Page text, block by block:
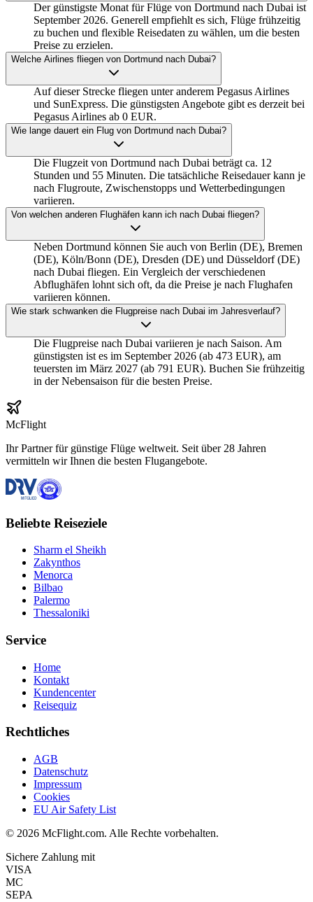
Der günstigste Monat für Flüge von Dortmund nach Dubai ist
September 2026. Generell empfiehlt es sich, Flüge frühzeitig
zu buchen und flexible Reisedaten zu wählen, um die besten
Preise zu erzielen.
Welche Airlines fliegen von Dortmund nach Dubai?
Auf dieser Strecke fliegen unter anderem Pegasus Airlines
und SunExpress. Die günstigsten Angebote gibt es derzeit bei
Pegasus Airlines ab 0 EUR.
Wie lange dauert ein Flug von Dortmund nach Dubai?
Die Flugzeit von Dortmund nach Dubai beträgt ca. 12
Stunden und 55 Minuten. Die tatsächliche Reisedauer kann je
nach Flugroute, Zwischenstopps und Wetterbedingungen
variieren.
Von welchen anderen Flughäfen kann ich nach Dubai fliegen?
Neben Dortmund können Sie auch von Berlin (DE), Bremen
(DE), Köln/Bonn (DE), Dresden (DE) und Düsseldorf (DE)
nach Dubai fliegen. Ein Vergleich der verschiedenen
Abflughäfen lohnt sich oft, da die Preise je nach Flughafen
variieren können.
Wie stark schwanken die Flugpreise nach Dubai im Jahresverlauf?
Die Flugpreise nach Dubai variieren je nach Saison. Am
günstigsten ist es im September 2026 (ab 473 EUR), am
teuersten im März 2027 (ab 791 EUR). Buchen Sie frühzeitig
in der Nebensaison für die besten Preise.
McFlight
Ihr Partner für günstige Flüge weltweit. Seit über 28 Jahren
vermitteln wir Ihnen die besten Flugangebote.
Beliebte Reiseziele
Sharm el Sheikh
Zakynthos
Menorca
Bilbao
Palermo
Thessaloniki
Service
Home
Kontakt
Kundencenter
Reisequiz
Rechtliches
AGB
Datenschutz
Impressum
Cookies
EU Air Safety List
© 2026 McFlight.com. Alle Rechte vorbehalten.
Sichere Zahlung mit
VISA
MC
SEPA